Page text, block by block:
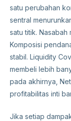
satu perubahan
sentral
satu titik.
Komposisi
stabil. Liquidity
membeli lebih
pada akhirnya,
profitabilitas inti
Jika setiap